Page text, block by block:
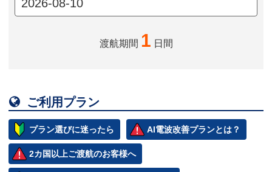
渡航期間 1 日間
 ご利用プラン
プラン選びに迷ったら AI電波改善プランとは？
2カ国以上ご渡航のお客様へ